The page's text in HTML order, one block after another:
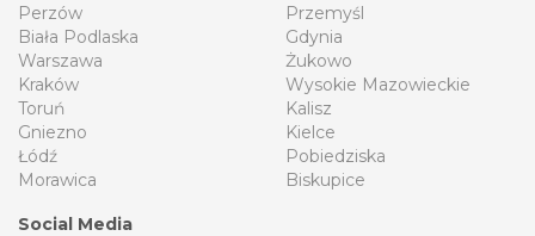
Perzów
Biała Podlaska
Warszawa
Kraków
Toruń
Gniezno
Łódź
Morawica
Przemyśl
Gdynia
Żukowo
Wysokie Mazowieckie
Kalisz
Kielce
Pobiedziska
Biskupice
Social Media